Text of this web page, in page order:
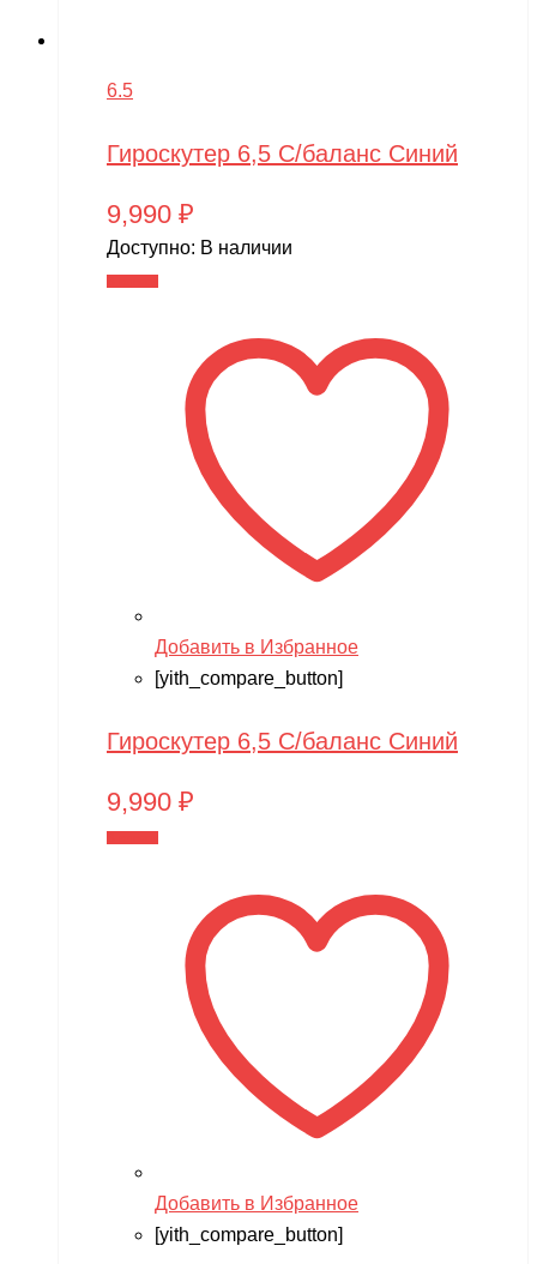
6.5
Гироскутер 6,5 С/баланс Синий
9,990 ₽
Доступно: В наличии
Добавить в Избранное
[yith_compare_button]
Гироскутер 6,5 С/баланс Синий
9,990 ₽
Добавить в Избранное
[yith_compare_button]